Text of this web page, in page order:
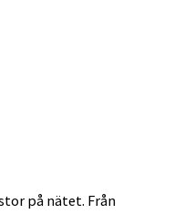
på nätet. Från